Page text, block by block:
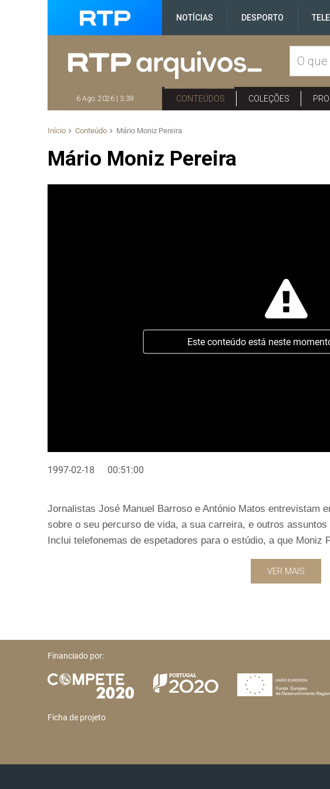
NOTÍCIAS DESPORTO
6 Ago. 2026 | 3:39 CONTEÚDOS COLEÇÕES
Início Conteúdo Mário Moniz Pereira
Mário Moniz Pereira
Este conteúdo está neste
1997-02-18 00:51:00
Jornalistas José Manuel Barroso e António Matos entrevistam
sobre o seu percurso de vida, a sua carreira, e outros
Inclui telefonemas de espetadores para o estúdio, a que Moniz
VER MAIS
Financiado por:
Ficha de projeto